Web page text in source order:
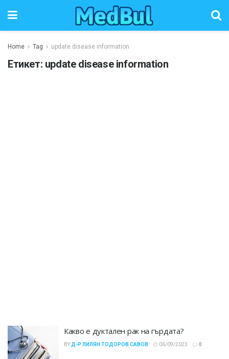
Home Tag update disease information
Етикет: update disease information
Какво е дуктален рак на гърдата?
BY Д-Р ЛИЛЯН ТОДОРОВ САВОВ 06/09/2023 0